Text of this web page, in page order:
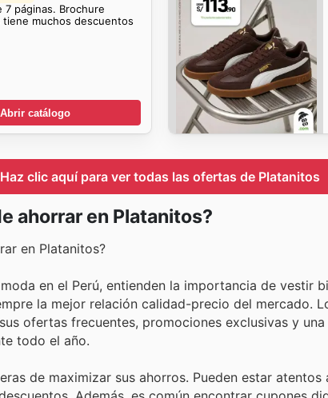
7 páginas. Brochure
tiene muchos descuentos
Abrir catálogo
Haz clic aquí para ver todas las ofertas de Platanitos
ahorrar en Platanitos?
en Platanitos?
en el Perú, entienden la importancia de vestir
la mejor relación calidad-precio del mercado.
ofertas frecuentes, promociones exclusivas y
todo el año.
de maximizar sus ahorros. Pueden estar